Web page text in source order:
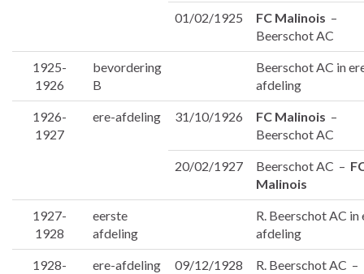
01/02/1925 FC Malinois –
Beerschot AC
1925-
1926
bevordering
B
Beerschot AC in
afdeling
1926-
1927
ere-afdeling 31/10/1926 FC Malinois –
Beerschot AC
20/02/1927 Beerschot AC –
Malinois
1927-
1928
eerste
afdeling
R. Beerschot AC in
afdeling
1928-
ere-afdeling 09/12/1928 R. Beerschot AC –